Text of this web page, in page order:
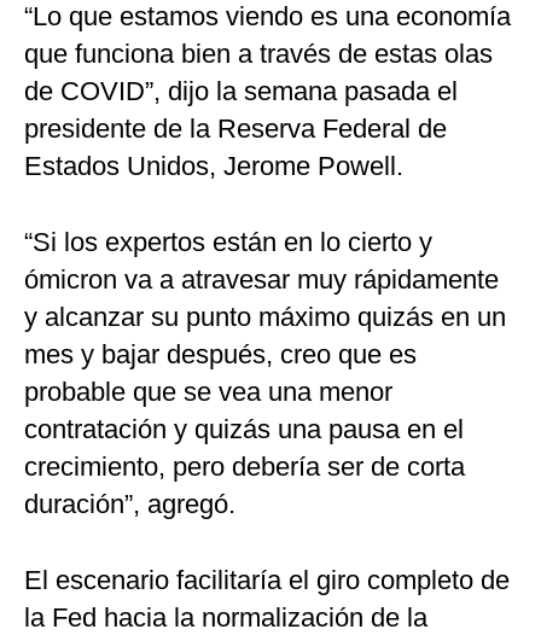
“Lo que estamos viendo es una economía
que funciona bien a través de estas olas
de COVID”, dijo la semana pasada el
presidente de la Reserva Federal de
Estados Unidos, Jerome Powell.
“Si los expertos están en lo cierto y
ómicron va a atravesar muy rápidamente
y alcanzar su punto máximo quizás en un
mes y bajar después, creo que es
probable que se vea una menor
contratación y quizás una pausa en el
crecimiento, pero debería ser de corta
duración”, agregó.
El escenario facilitaría el giro completo de
la Fed hacia la normalización de la